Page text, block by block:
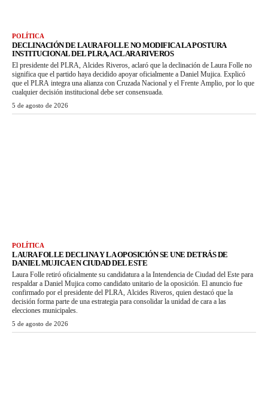
POLÍTICA
DECLINACIÓN DE LAURA FOLLE NO MODIFICA LA POSTURA
INSTITUCIONAL DEL PLRA, ACLARA RIVEROS
El presidente del PLRA, Alcides Riveros, aclaró que la declinación de Laura Folle no
significa que el partido haya decidido apoyar oficialmente a Daniel Mujica. Explicó
que el PLRA integra una alianza con Cruzada Nacional y el Frente Amplio, por lo que
cualquier decisión institucional debe ser consensuada.
5 de agosto de 2026
POLÍTICA
LAURA FOLLE DECLINA Y LA OPOSICIÓN SE UNE DETRÁS DE
DANIEL MUJICA EN CIUDAD DEL ESTE
Laura Folle retiró oficialmente su candidatura a la Intendencia de Ciudad del Este para
respaldar a Daniel Mujica como candidato unitario de la oposición. El anuncio fue
confirmado por el presidente del PLRA, Alcides Riveros, quien destacó que la
decisión forma parte de una estrategia para consolidar la unidad de cara a las
elecciones municipales.
5 de agosto de 2026